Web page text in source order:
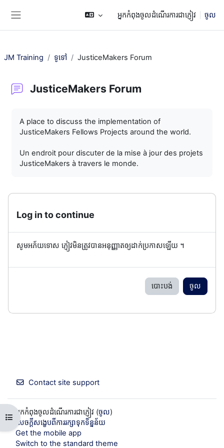
អ្នកកំពុងចូលដំណើរការជាភ្ញៀវ ចូល
Open course index
JM Training ទូទៅ JusticeMakers Forum
JusticeMakers Forum
A place to discuss the implementation of
JusticeMakers Fellows Projects around the world.
Un endroit pour discuter de la mise à jour des projets
JusticeMakers à travers le monde.
Log in to continue
សូមអភ័យទោស ភ្ញៀវមិនត្រូវបានអនុញ្ញាតឲ្យដាក់ប្រកាសឡើយ ។
បោះបង់ ចូល
Contact site support
អ្នកកំពុងចូលដំណើរការជាភ្ញៀវ (ចូល)
សេចក្តីសង្ខេបពីការរក្សាទុកទិន្នន័យ
Get the mobile app
Switch to the standard theme